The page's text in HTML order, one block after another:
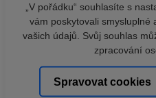
„V pořádku“ souhlasíte s
vám poskytovali smysluplné
vašich údajů. Svůj souhlas
zpracování
Spravovat cookies